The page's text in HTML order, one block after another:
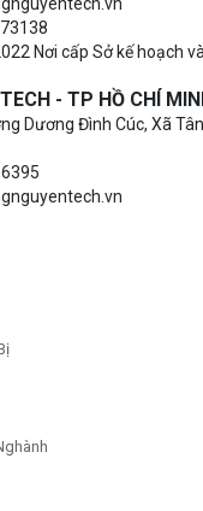
Nơi cấp Sở kế hoạch
- TP HỒ CHÍ
Dương Đình Cúc, Xã